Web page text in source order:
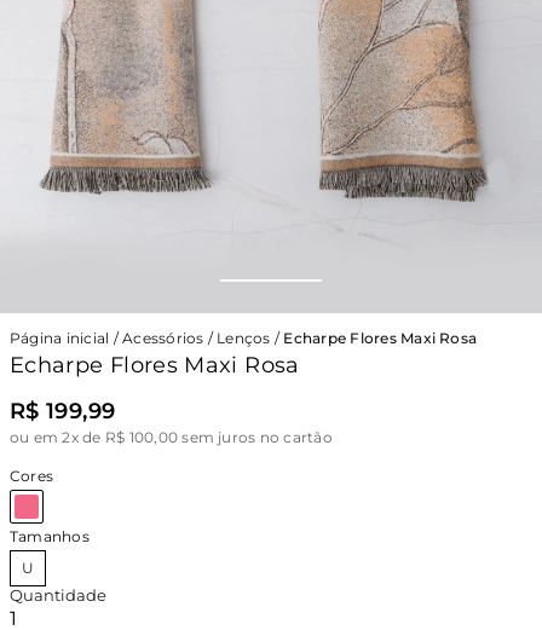
Página inicial /Acessórios / Lenços / Echarpe Flores Maxi Rosa
Echarpe Flores Maxi Rosa
R$ 199,99
ou em 2x de R$ 100,00 sem juros no cartão
Cores
Tamanhos
U
Quantidade